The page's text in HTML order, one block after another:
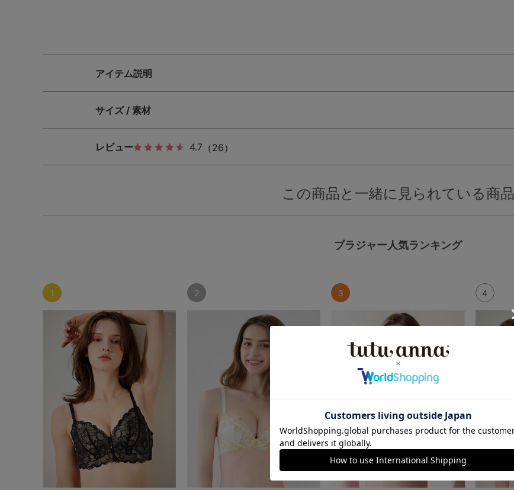
L-AB L-CD L-EF
アイテム説明
サイズ / 素材
レビュー 4.7 （26）
この商品と一緒に見られている商品
ブラジャー人気ランキング
1 2 3 4